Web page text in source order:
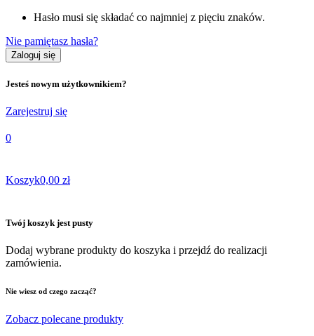
Hasło musi się składać co najmniej z pięciu znaków.
Nie pamiętasz hasła?
Zaloguj się
Jesteś nowym użytkownikiem?
Zarejestruj się
0
Koszyk0,00 zł
Twój koszyk jest pusty
Dodaj wybrane produkty do koszyka i przejdź do realizacji
zamówienia.
Nie wiesz od czego zacząć?
Zobacz polecane produkty